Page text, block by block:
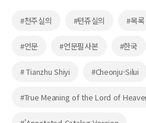
#천주실의 #텬쥬실의 #목록
#언문 #언문필사본 #한국
# Tianzhu Shiyi #Cheonju-Silui
#True Meaning of the Lord of